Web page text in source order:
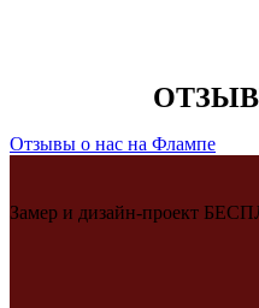
Отзывы о нас на Флампе
Замер и дизайн-проект